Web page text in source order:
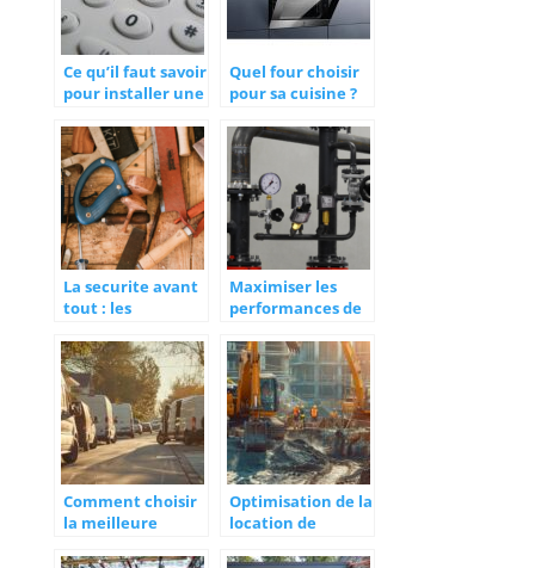
Ce qu’il faut savoir
pour installer une
telephonique
Quel four choisir
pour sa cuisine ?
La securite avant
tout : les
indispensables
pour les
menuisiers
Maximiser les
performances de
gaz : conseils
d’entretien
Comment choisir
la meilleure
Optimisation de la
location de